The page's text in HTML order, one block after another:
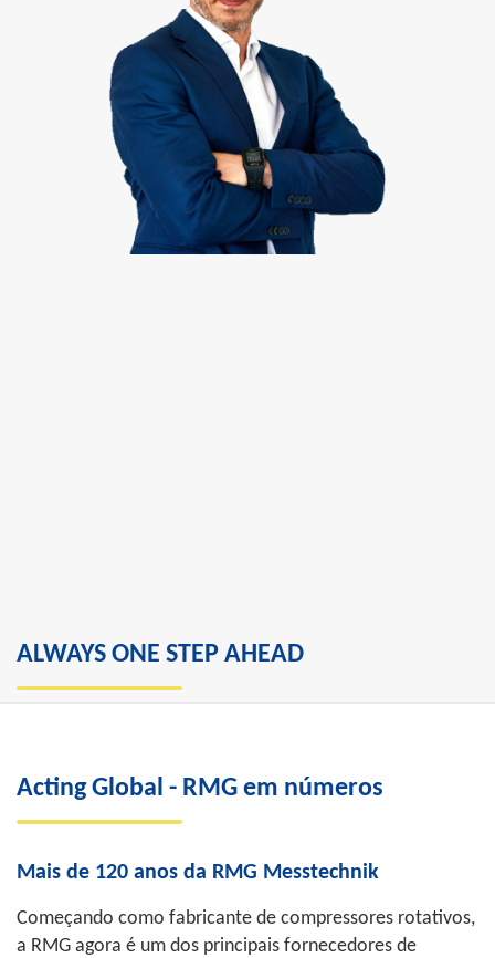
ALWAYS ONE STEP AHEAD
confiável da indústria de gás há décadas. Isso
inovadoras”.
Thorsten Dietz , CEO, RMG Messtechnik
Acting Global - RMG em números
Mais de 120 anos da RMG Messtechnik
Começando como fabricante de compressores rotativos,
a RMG agora é um dos principais fornecedores de